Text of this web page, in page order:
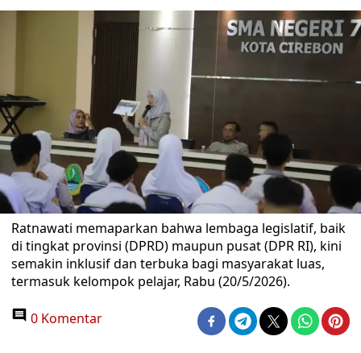
Ratnawati memaparkan bahwa lembaga legislatif, baik
di tingkat provinsi (DPRD) maupun pusat (DPR RI), kini
semakin inklusif dan terbuka bagi masyarakat luas,
termasuk kelompok pelajar, Rabu (20/5/2026).
0 Komentar